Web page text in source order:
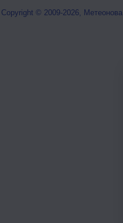
Copyright © 2009-2026, Метеонова